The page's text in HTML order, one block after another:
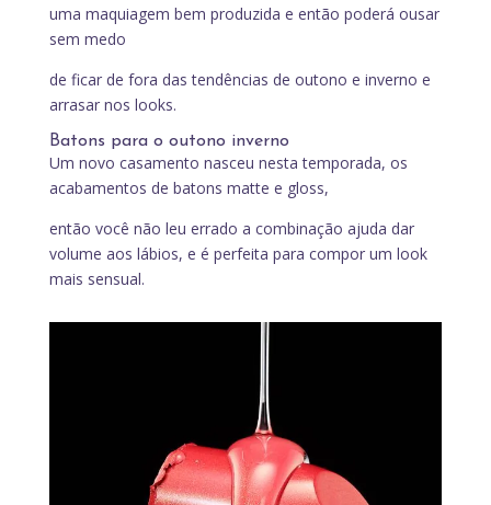
uma maquiagem bem produzida e então poderá ousar
sem medo
de ficar de fora das tendências de outono e inverno e
arrasar nos looks.
Batons para o outono inverno
Um novo casamento nasceu nesta temporada, os
acabamentos de batons matte e gloss,
então você não leu errado a combinação ajuda dar
volume aos lábios, e é perfeita para compor um look
mais sensual.